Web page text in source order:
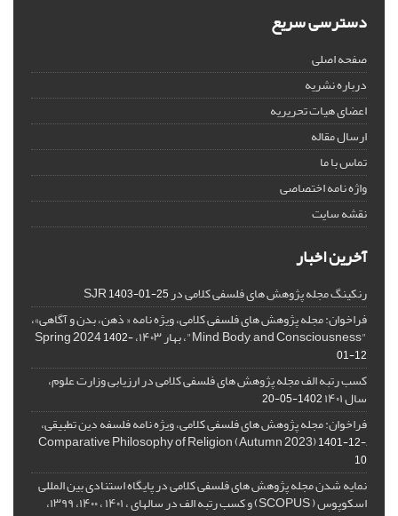
دسترسی سریع
صفحه اصلی
درباره نشریه
اعضای هیات تحریریه
ارسال مقاله
تماس با ما
واژه نامه اختصاصی
نقشه سایت
آخرین اخبار
رنکینگ مجله پژوهش های فلسفی کلامی در SJR1403-01-25
فراخوان: مجله پژوهش های فلسفی کلامی، ویژه نامه « ذهن، بدن و آگاهی»،
"Mind, Body, and Consciousness"، بهار ۱۴۰۳، Spring 2024
1402-
01-12
کسب رتبه الف مجله پژوهش های فلسفی کلامی در ارزیابی وزارت علوم،
سال ۱۴۰۱ 1402-05-20
فراخوان: مجله پژوهش های فلسفی کلامی، ویژه نامه فلسفه دین تطبیقی،
,Comparative Philosophy of Religion (Autumn 2023)
1401-12-
10
نمایه شدن مجله پژوهش های فلسفی کلامی در پایگاه استنادی بین المللی
اسکوپوس ( SCOPUS) و کسب رتبه الف در سالهای ، ۱۴۰۱ ، ۱۴۰۰، ۱۳۹۹،